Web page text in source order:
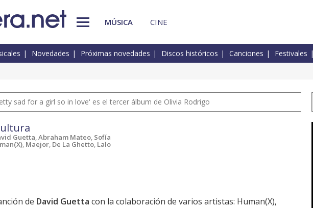
MÚSICA CINE
Novedades Próximas novedades Discos históricos Canciones Festivales
sad for a girl so in love' es el tercer álbum de Olivia Rodrigo
Guetta,Abraham Mateo, Sofía
, Maejor, De La Ghetto, Lalo
de David Guetta con la colaboración de varios artistas: Human(X),